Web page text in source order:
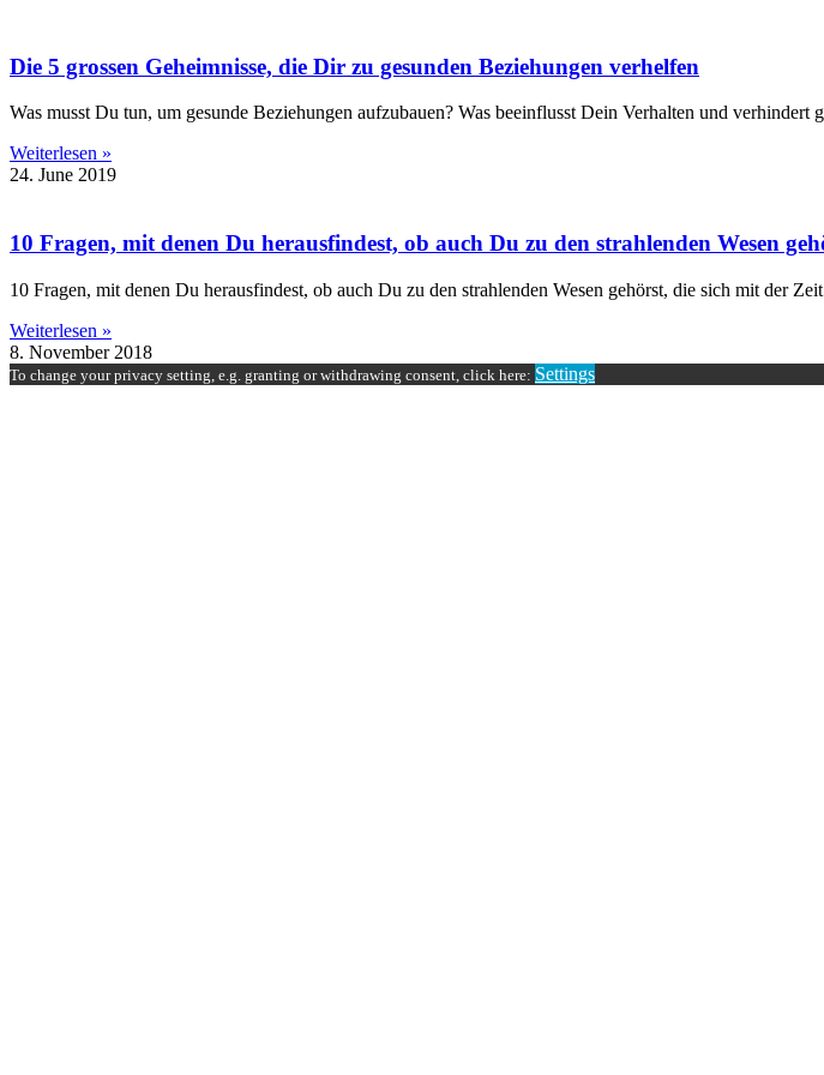
Die 5 grossen Geheimnisse, die Dir zu gesunden Beziehungen verhelfen
Was musst Du tun, um gesunde Beziehungen aufzubauen? Was beeinflusst Dein Verhalten und
Weiterlesen »
24. June 2019
10 Fragen, mit denen Du herausfindest, ob auch Du zu den strahlenden Wesen
10 Fragen, mit denen Du herausfindest, ob auch Du zu den strahlenden Wesen gehörst, die sich mit der
Weiterlesen »
8. November 2018
To change your privacy setting, e.g. granting or withdrawing consent, click here: Settings